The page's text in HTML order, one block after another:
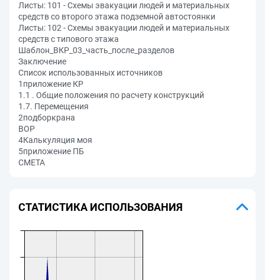
Листы: 101 - Схемы эвакуации людей и материальных
средств со второго этажа подземной автостоянки
Листы: 102 - Схемы эвакуации людей и материальных
средств с типового этажа
Шаблон_ВКР_03_часть_после_разделов
Заключение
Список использованных источников
1приложение КР
1.1 . Общие положения по расчету конструкций
1.7. Перемещения
2подборкрана
ВОР
4Калькуляция моя
5приложение ПБ
СМЕТА
СТАТИСТИКА ИСПОЛЬЗОВАНИЯ